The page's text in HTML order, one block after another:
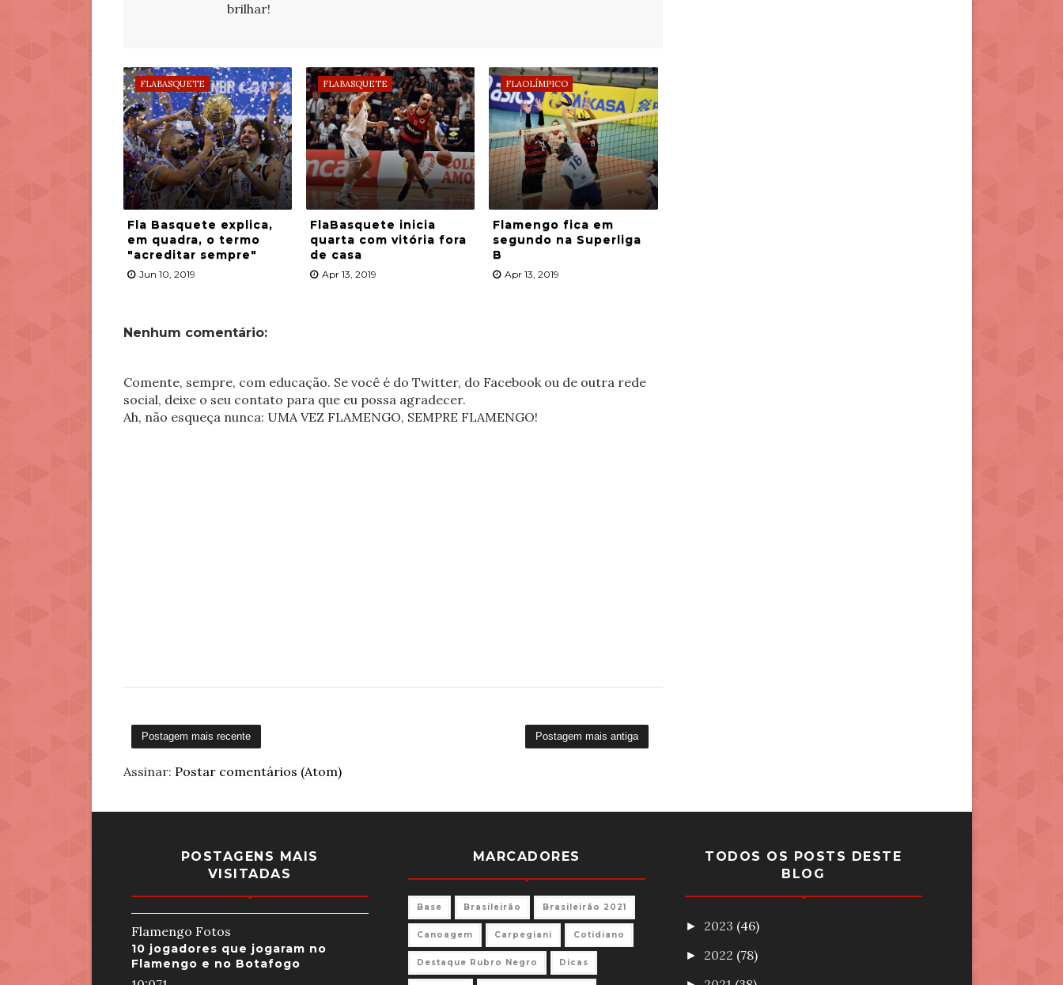
brilhar!
FLABASQUETE
Fla Basquete explica,
em quadra, o termo
"acreditar sempre"
Jun 10, 2019
FLABASQUETE
FlaBasquete inicia
quarta com vitória fora
de casa
Apr 13, 2019
FLAOLÍMPICO
Flamengo fica em
segundo na Superliga
B
Apr 13, 2019
Nenhum comentário:
Comente, sempre, com educação. Se você é do Twitter, do Facebook ou de outra rede
social, deixe o seu contato para que eu possa agradecer.
Ah, não esqueça nunca: UMA VEZ FLAMENGO, SEMPRE FLAMENGO!
Postagem mais recente Postagem mais antiga
Assinar: Postar comentários (Atom)
POSTAGENS MAIS
VISITADAS
Flamengo Fotos
10 jogadores que jogaram no
Flamengo e no Botafogo
MARCADORES
Base Brasileirão Brasileirão 2021
Canoagem Carpegiani Cotidiano
Destaque Rubro Negro Dicas
TODOS OS POSTS DESTE
BLOG
► 2023 (46)
► 2022 (78)